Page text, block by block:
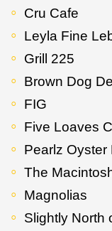
Cru Cafe
Leyla Fine
Grill 225
Brown Dog
FIG
Five Loaves
Pearlz Oyster
The
Magnolias
Slightly North